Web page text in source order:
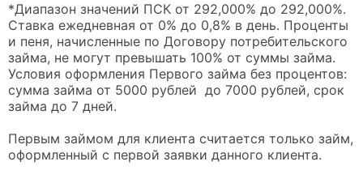
*Диапазон значений ПСК от 292,000% до 292,000%.
Ставка ежедневная от 0% до 0,8% в день. Проценты
и пеня, начисленные по Договору потребительского
займа, не могут превышать 100% от суммы займа.
Условия оформления Первого займа без процентов:
сумма займа от 5000 рублей до 7000 рублей, срок
займа до 7 дней.
Первым займом для клиента считается только займ,
оформленный с первой заявки данного клиента.